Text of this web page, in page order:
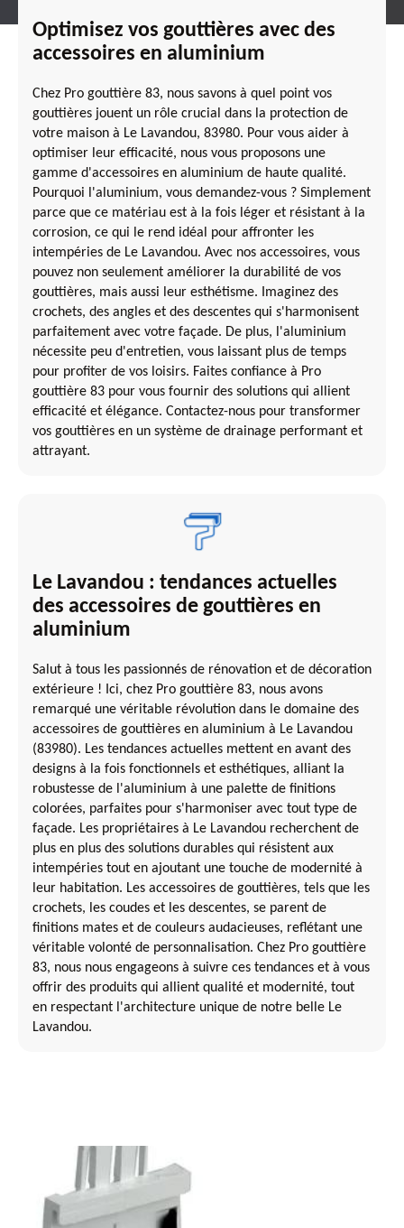
Optimisez vos gouttières avec des
accessoires en aluminium
Chez Pro gouttière 83, nous savons à quel point vos
gouttières jouent un rôle crucial dans la protection de
votre maison à Le Lavandou, 83980. Pour vous aider à
optimiser leur efficacité, nous vous proposons une
gamme d'accessoires en aluminium de haute qualité.
Pourquoi l'aluminium, vous demandez-vous ? Simplement
parce que ce matériau est à la fois léger et résistant à la
corrosion, ce qui le rend idéal pour affronter les
intempéries de Le Lavandou. Avec nos accessoires, vous
pouvez non seulement améliorer la durabilité de vos
gouttières, mais aussi leur esthétisme. Imaginez des
crochets, des angles et des descentes qui s'harmonisent
parfaitement avec votre façade. De plus, l'aluminium
nécessite peu d'entretien, vous laissant plus de temps
pour profiter de vos loisirs. Faites confiance à Pro
gouttière 83 pour vous fournir des solutions qui allient
efficacité et élégance. Contactez-nous pour transformer
vos gouttières en un système de drainage performant et
attrayant.
Le Lavandou : tendances actuelles
des accessoires de gouttières en
aluminium
Salut à tous les passionnés de rénovation et de décoration
extérieure ! Ici, chez Pro gouttière 83, nous avons
remarqué une véritable révolution dans le domaine des
accessoires de gouttières en aluminium à Le Lavandou
(83980). Les tendances actuelles mettent en avant des
designs à la fois fonctionnels et esthétiques, alliant la
robustesse de l'aluminium à une palette de finitions
colorées, parfaites pour s'harmoniser avec tout type de
façade. Les propriétaires à Le Lavandou recherchent de
plus en plus des solutions durables qui résistent aux
intempéries tout en ajoutant une touche de modernité à
leur habitation. Les accessoires de gouttières, tels que les
crochets, les coudes et les descentes, se parent de
finitions mates et de couleurs audacieuses, reflétant une
véritable volonté de personnalisation. Chez Pro gouttière
83, nous nous engageons à suivre ces tendances et à vous
offrir des produits qui allient qualité et modernité, tout
en respectant l'architecture unique de notre belle Le
Lavandou.